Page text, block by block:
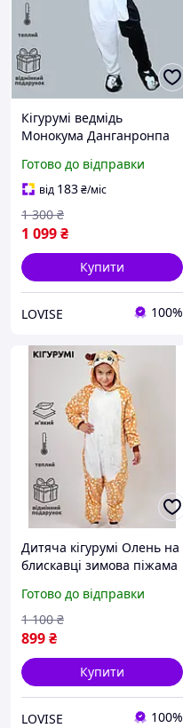
Кігурумі ведмідь
Монокума Данганронпа
піжама Kigurumi
Danganronpa Monokuma
дитяча
Готово до відправки
від 183₴/міс
1 099₴
1 300 ₴
Купити
LOVISE 100%
Дитяча кігурумі Олень на
блискавці зимова піжама
дівчинки та хлопчика
Готово до відправки
899₴
1 100 ₴
Купити
LOVISE 100%